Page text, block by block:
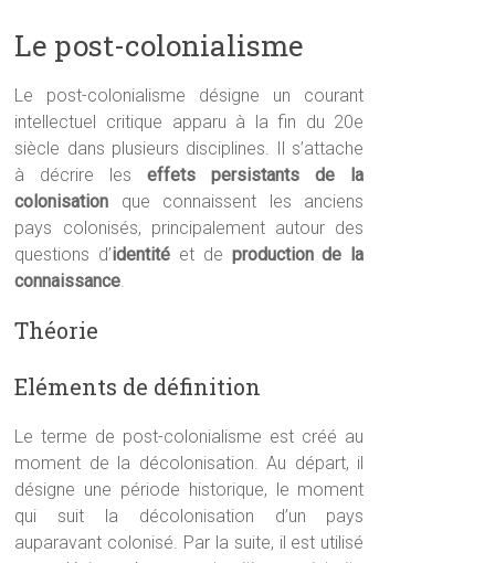
Le post-colonialisme
Le post-colonialisme désigne un courant
intellectuel critique apparu à la fin du 20e
siècle dans plusieurs disciplines. Il s’attache
à décrire leseffets persistants de la
colonisation que connaissent les anciens
pays colonisés, principalement autour des
questions d’identité et de production de la
connaissance.
Théorie
Eléments de définition
Le terme de post-colonialisme est créé au
moment de la décolonisation. Au départ, il
désigne une période historique, le moment
qui suit la décolonisation d’un pays
auparavant colonisé. Par la suite, il est utilisé